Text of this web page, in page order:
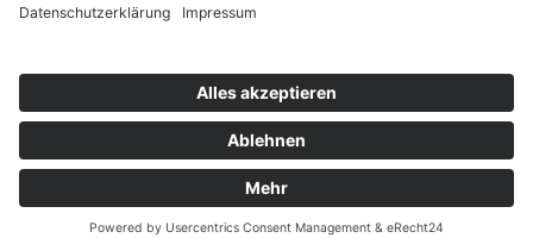
© 2024 by TSV Hirschaid | Alle Rechte vorbehalten |
Die Vindicators
Cookie-Einstellungen